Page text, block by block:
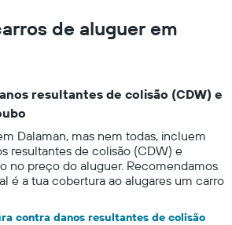
de aluguer em
resultantes de colisão (CDW) e
Dalaman, mas nem todas, incluem
resultantes de colisão (CDW) e
no preço do aluguer. Recomendamos
é a tua cobertura ao alugares um carro
contra danos resultantes de colisão